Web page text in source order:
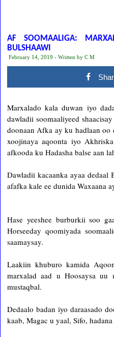
AF SOOMAALIGA:
BULSHAAWI
February 14, 2019 - Written by C M
Marxalado kala duwan iyo
dawladii soomaaliyeed
doonaan Afka ay ku hadlaan oo
xoojinaya aqoonta iyo
afkooda ku Hadasha balse aan
Dawladii kacaanka ayaa
afafka kale ee dunida Waxaana
Hase yeeshee burburkii soo
Horseeday qoomiyada
saamaysay.
Laakiin khuburo kamida
marxalad aad u Hoosaysa uu
mustaqbal.
Dedaalo badan iyo daraasado
kaab, Magac u yaal, Sifo,